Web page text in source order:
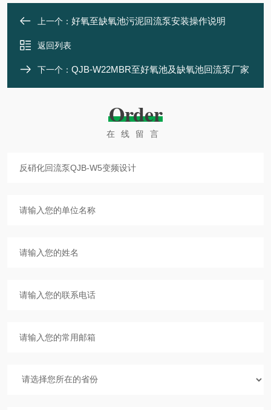
上一个： 好氧至缺氧池污泥回流泵安装操作说明
返回列表
下一个： QJB-W22MBR至好氧池及缺氧池回流泵厂家
Order
在线留言